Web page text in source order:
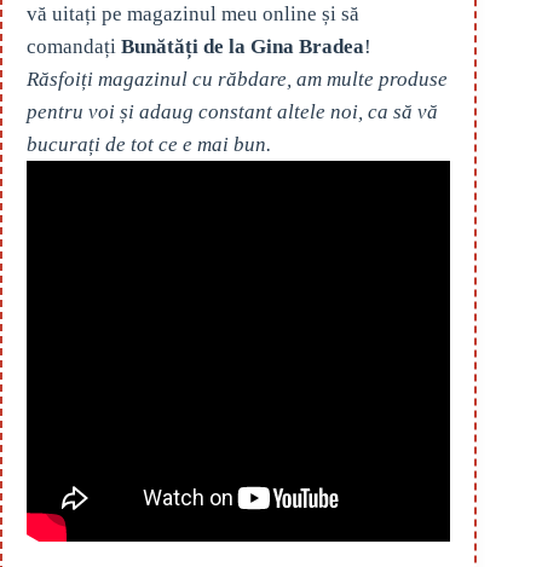
vă uitați pe magazinul meu online și să
comandați Bunătăți de la Gina Bradea!
Răsfoiți magazinul cu răbdare, am multe produse
pentru voi și adaug constant altele noi, ca să vă
bucurați de tot ce e mai bun.